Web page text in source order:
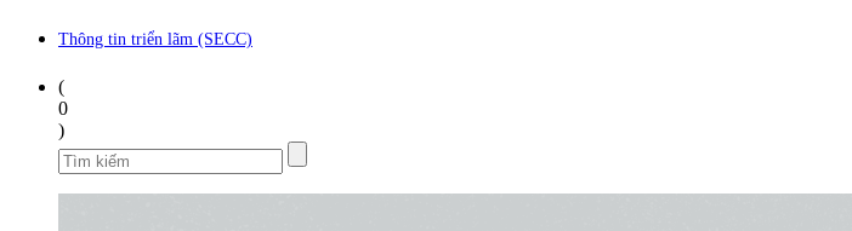
Thông tin triển lãm (SECC)
(
0
)